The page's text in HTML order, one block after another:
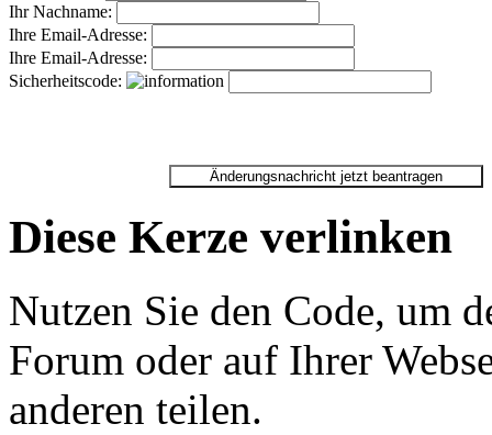
Ihr Nachname:
Ihre Email-Adresse:
Ihre Email-Adresse:
Sicherheitscode:
Diese Kerze verlinken
Nutzen Sie den Code, um
Forum oder auf Ihrer
anderen teilen.